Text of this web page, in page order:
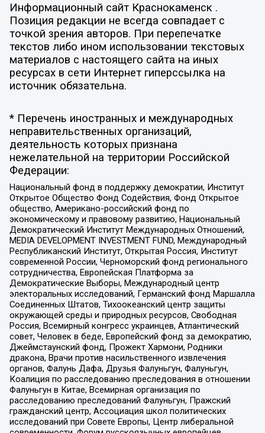
Информационный сайт Краснокаменск .
Позиция редакции не всегда совпадает с
точкой зрения авторов. При перепечатке
текстов либо ином использовании текстовых
материалов с настоящего сайта на иных
ресурсах в сети Интернет гиперссылка на
источник обязательна.
* Перечень иностранных и международных
неправительственных организаций,
деятельность которых признана
нежелательной на территории Российской
Федерации:
Национальный фонд в поддержку демократии, Институт
Открытое Общество Фонд Содействия, Фонд Открытое
общество, Американо-российский фонд по
экономическому и правовому развитию, Национальный
Демократический Институт Международных Отношений,
MEDIA DEVELOPMENT INVESTMENT FUND, Международный
Республиканский Институт, Открытая Россия, Институт
современной России, Черноморский фонд регионального
сотрудничества, Европейская Платформа за
Демократические Выборы, Международный центр
электоральных исследований, Германский фонд Маршалла
Соединенных Штатов, Тихоокеанский центр защиты
окружающей среды и природных ресурсов, Свободная
Россия, Всемирный конгресс украинцев, Атлантический
совет, Человек в беде, Европейский фонд за демократию,
Джеймстаунский фонд, Прожект Хармони, Родники
дракона, Врачи против насильственного извлечения
органов, Фалунь Дафа, Друзья Фалуньгун, Фалуньгун,
Коалиция по расследованию преследования в отношении
Фалуньгун в Китае, Всемирная организация по
расследованию преследований Фалуньгун, Пражский
гражданский центр, Ассоциация школ политических
исследований при Совете Европы, Центр либеральной